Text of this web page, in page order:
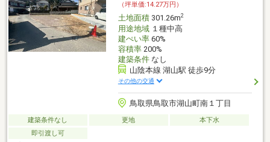
（坪単価:14.27万円）
土地面積301.26m2
用途地域１種中高
建ぺい率60%
容積率200%
建築条件なし
山陰本線 湖山駅 徒歩9分
その他の交通
鳥取県鳥取市湖山町南１丁目
建築条件なし 更地
本下水
即引渡し可